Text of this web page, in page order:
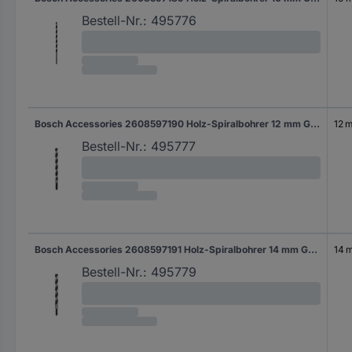
Bestell-Nr.: 495776
Bosch Accessories 2608597190 Holz-Spiralbohrer 12 mm Gesamtlänge 250 mm Zylinderschaft 1 St.
Bestell-Nr.: 495777
12
Bosch Accessories 2608597191 Holz-Spiralbohrer 14 mm Gesamtlänge 250 mm Zylinderschaft 1 St.
Bestell-Nr.: 495779
14